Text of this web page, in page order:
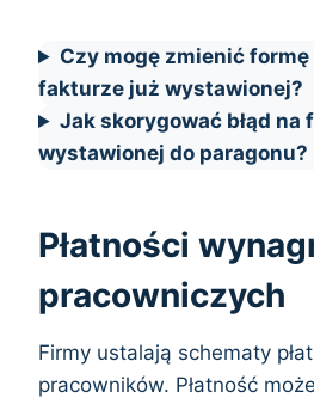
Czy mogę zmienić formę
fakturze już wystawionej?
Jak skorygować błąd na
wystawionej do paragonu?
Płatności
pracowniczych
Firmy ustalają schematy
pracowników. Płatność